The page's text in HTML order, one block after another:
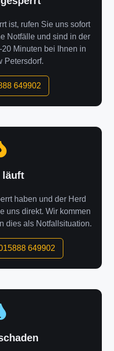
ist, rufen Sie uns sofort
Notfälle und sind in der
Minuten bei Ihnen in
Petersdorf.
649902
läuft
haben und der Herd
uns direkt. Wir kommen
dies als Notfallsituation.
649902